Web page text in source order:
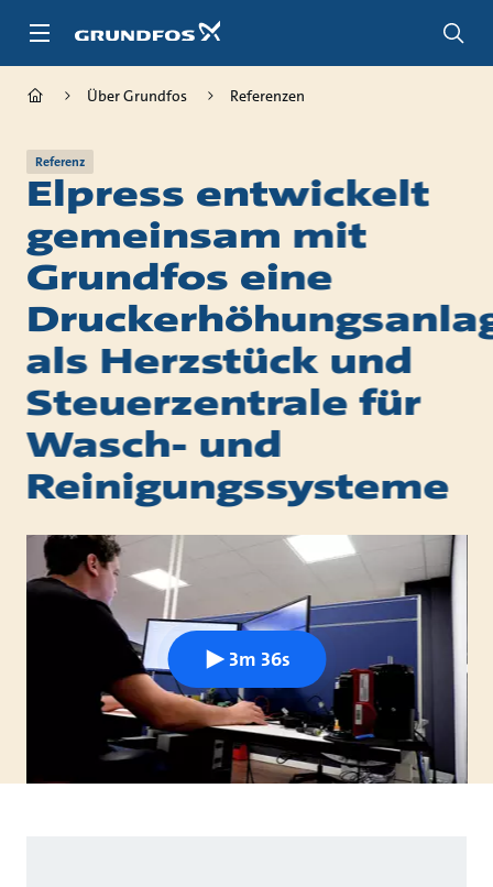
Inhalt
Über Grundfos Referenzen
Referenz
Elpress entwickelt
gemeinsam mit
Grundfos eine
als Herzstück und
Steuerzentrale für
Wasch- und
Reinigungssysteme
3m 36s